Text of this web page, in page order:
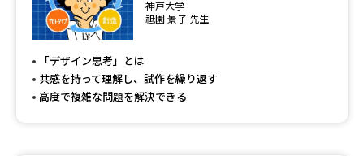
ユーザーサポート
Ｑ＆Ａ よくあるご質問 大学進学IDについて
神戸大学
祗園 景子 先生
「デザイン思考」とは
共感を持って理解し、試作を繰り返す
高度で複雑な問題を解決できる